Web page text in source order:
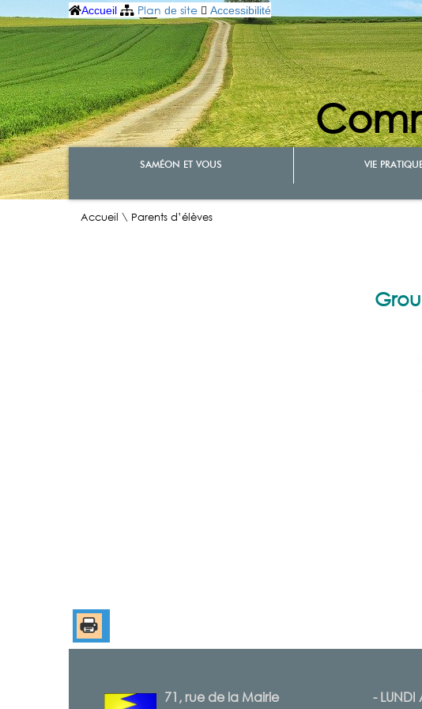
Accueil Plan de site Accessibilité
SAMÉON ET VOUS VIE
Accueil \ Parents d’élèves
71, rue de la Mairie - LUNDI